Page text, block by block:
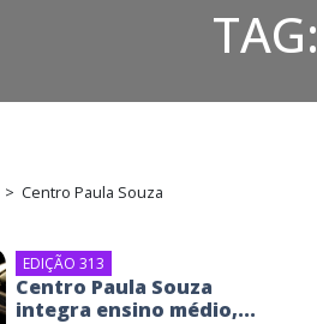
TAG:
> Centro Paula Souza
EDIÇÃO 313
Centro Paula Souza
integra ensino médio,...